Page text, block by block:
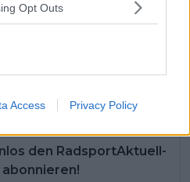
Opt Outs
Access Privacy Policy
– Vismas
und Vingegaards
Campenaerts,
Einsatzbereitschaft
den RadsportAktuell-